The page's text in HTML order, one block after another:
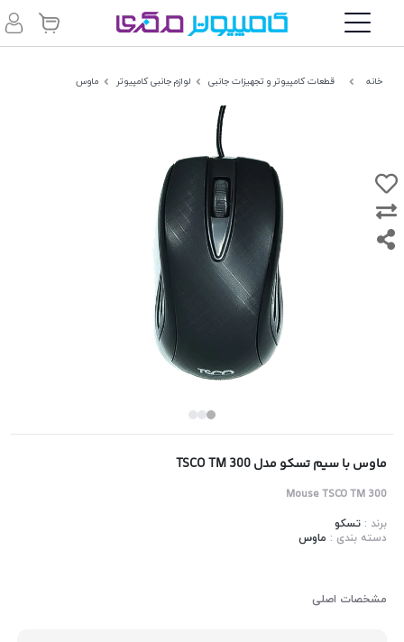
خانه قطعات کامپیوتر و تجهیزات جانبی لوازم جانبی کامپیوتر ماوس
ماوس با سیم تسکو مدل TSCO TM 300
Mouse TSCO TM 300
برند :تسکو
دسته بندی : ماوس
مشخصات اصلی